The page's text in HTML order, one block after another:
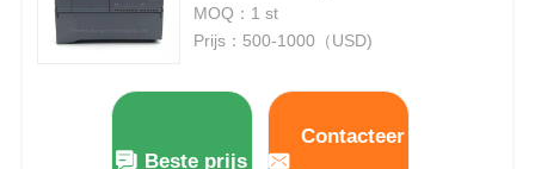
protocol compatibiliteit
MOQ：1 st
Prijs：500-1000（USD)
Beste prijs
Contacteer